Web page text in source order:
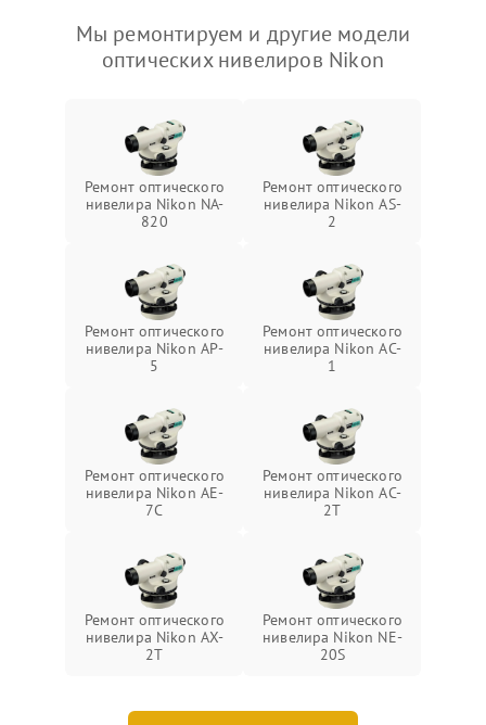
Мы ремонтируем и другие модели
оптических нивелиров Nikon
Ремонт оптического
нивелира Nikon NA-
820
Ремонт оптического
нивелира Nikon AS-
2
Ремонт оптического
нивелира Nikon AP-
5
Ремонт оптического
нивелира Nikon AC-
1
Ремонт оптического
нивелира Nikon AE-
7C
Ремонт оптического
нивелира Nikon AC-
2T
Ремонт оптического
нивелира Nikon AX-
2T
Ремонт оптического
нивелира Nikon NE-
20S